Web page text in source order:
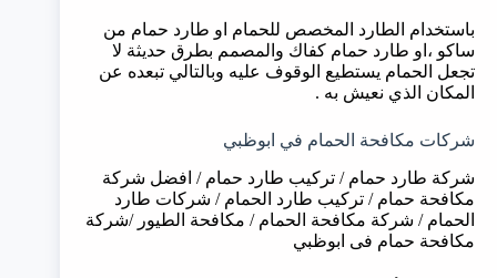
باستخدام الطارد المخصص للحمام او طارد حمام من
ساكو ،او طارد حمام كفاك والمصمم بطرق حديثة لا
تجعل الحمام يستطيع الوقوف عليه وبالتالي تبعده عن
المكان الذي نعيش به .
شركات مكافحة الحمام في ابوظبي
شركة طارد حمام / تركيب طارد حمام / افضل شركة
مكافحة حمام / تركيب طارد الحمام / شركات طارد
الحمام / شركة مكافحة الحمام / مكافحة الطيور /شركة
مكافحة حمام فى ابوظبي